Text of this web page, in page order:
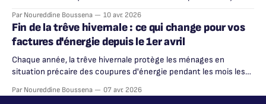
Par Noureddine Boussena 10 avr. 2026
Fin de la trêve hivernale : ce qui change pour vos
factures d'énergie depuis le 1er avril
Chaque année, la trêve hivernale protège les ménages en
situation précaire des coupures d'énergie pendant les mois les
Par Noureddine Boussena 07 avr. 2026